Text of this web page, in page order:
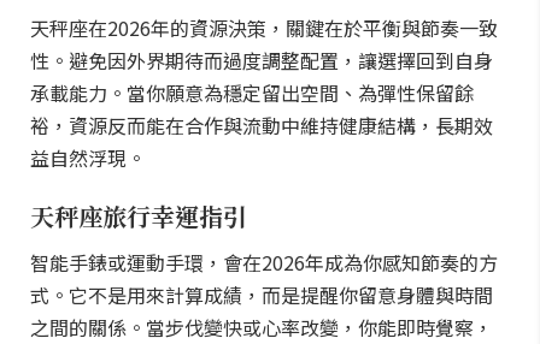
天秤座在2026年的資源決策，關鍵在於平衡與節奏一致
性。避免因外界期待而過度調整配置，讓選擇回到自身
承載能力。當你願意為穩定留出空間、為彈性保留餘
裕，資源反而能在合作與流動中維持健康結構，長期效
益自然浮現。
天秤座旅行幸運指引
智能手錶或運動手環，會在2026年成為你感知節奏的方
式。它不是用來計算成績，而是提醒你留意身體與時間
之間的關係。當步伐變快或心率改變，你能即時覺察，